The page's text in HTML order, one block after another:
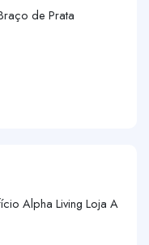
de Prata
Alpha Living Loja A